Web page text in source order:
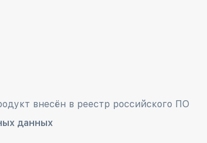
внесён в реестр российского ПО
данных